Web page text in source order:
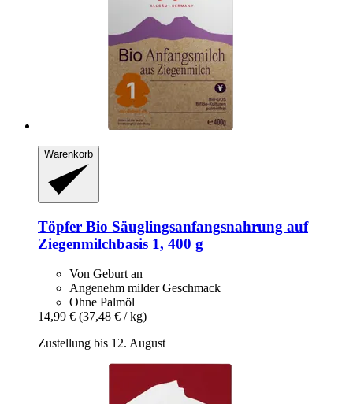
Warenkorb
Töpfer Bio Säuglingsanfangsnahrung auf
Ziegenmilchbasis 1, 400 g
Von Geburt an
Angenehm milder Geschmack
Ohne Palmöl
14,99 € (37,48 € / kg)
Zustellung bis 12. August